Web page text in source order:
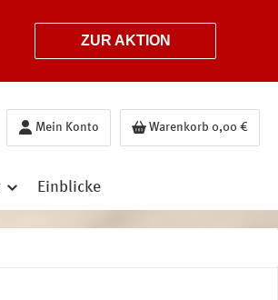
ZUR AKTION
Mein Konto Warenkorb 0,00 €
Einblicke